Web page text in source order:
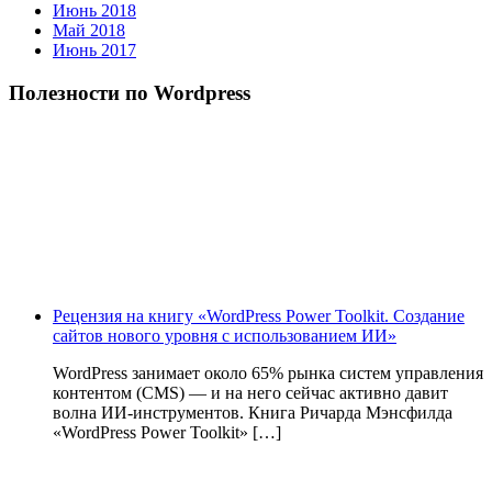
Июнь 2018
Май 2018
Июнь 2017
Полезности по Wordpress
Рецензия на книгу «WordPress Power Toolkit. Создание
сайтов нового уровня с использованием ИИ»
WordPress занимает около 65% рынка систем управления
контентом (CMS) — и на него сейчас активно давит
волна ИИ‑инструментов. Книга Ричарда Мэнсфилда
«WordPress Power Toolkit» […]